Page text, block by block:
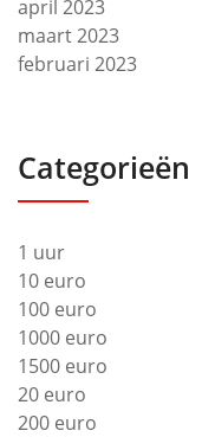
april 2023
maart 2023
februari 2023
Categorieën
1 uur
10 euro
100 euro
1000 euro
1500 euro
20 euro
200 euro